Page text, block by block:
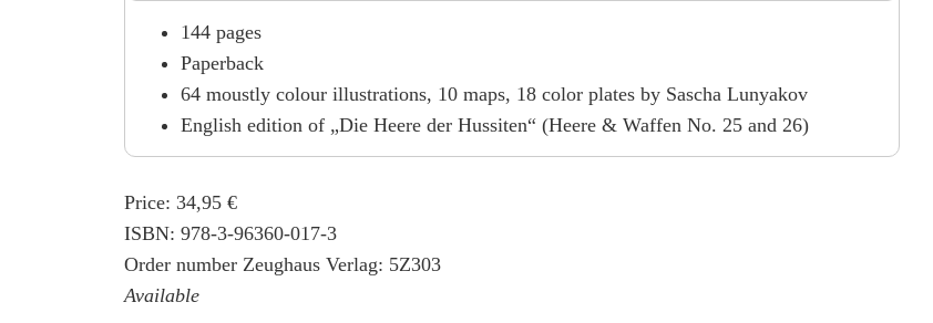
144 pages
Paperback
64 moustly colour illustrations, 10 maps, 18 color plates by Sascha Lunyakov
English edition of „Die Heere der Hussiten“ (Heere & Waffen No. 25 and 26)
Price: 34,95 €
ISBN: 978-3-96360-017-3
Order number Zeughaus Verlag: 5Z303
Available